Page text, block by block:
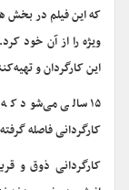
که این فیلم در بخش
ویژه را از آن خود
این کارگردان و
۱۵ سالی می‌شود
کارگردانی فاصله
کارگردانی ذوق و